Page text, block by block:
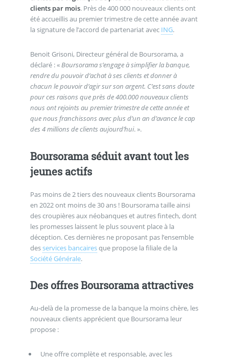
clients par mois. Près de 400 000 nouveaux clients ont
été accueillis au premier trimestre de cette année avant
la signature de l’accord de partenariat avec ING.
Benoit Grisoni, Directeur général de Boursorama, a
déclaré : «Boursorama s’engage à simplifier la banque,
rendre du pouvoir d’achat à ses clients et donner à
chacun le pouvoir d’agir sur son argent. C’est sans doute
pour ces raisons que près de 400.000 nouveaux clients
nous ont rejoints au premier trimestre de cette année et
que nous franchissons avec plus d’un an d’avance le cap
des 4 millions de clients aujourd’hui. ».
Boursorama séduit avant tout les
jeunes actifs
Pas moins de 2 tiers des nouveaux clients Boursorama
en 2022 ont moins de 30 ans ! Boursorama taille ainsi
des croupières aux néobanques et autres fintech, dont
les promesses laissent le plus souvent place à la
déception. Ces dernières ne proposant pas l’ensemble
desservices bancairesque propose la filiale de la
Société Générale.
Des offres Boursorama attractives
Au-delà de la promesse de la banque la moins chère, les
nouveaux clients apprécient que Boursorama leur
propose :
Une offre complète et responsable, avec les